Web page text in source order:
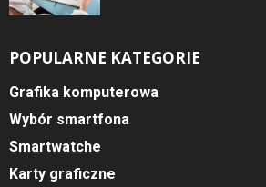
POPULARNE KATEGORIE
Grafika komputerowa
Wybór smartfona
Smartwatche
Karty graficzne